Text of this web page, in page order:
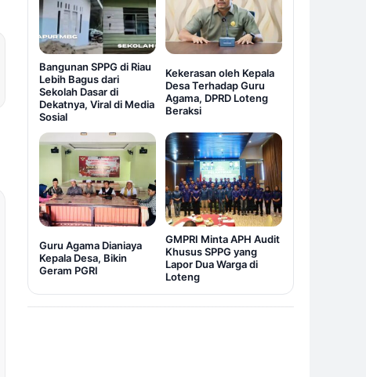
Bangunan SPPG di Riau
Lebih Bagus dari
Sekolah Dasar di
Dekatnya, Viral di Media
Sosial
Kekerasan oleh Kepala
Desa Terhadap Guru
Agama, DPRD Loteng
Beraksi
Guru Agama Dianiaya
Kepala Desa, Bikin
Geram PGRI
GMPRI Minta APH Audit
Khusus SPPG yang
Lapor Dua Warga di
Loteng